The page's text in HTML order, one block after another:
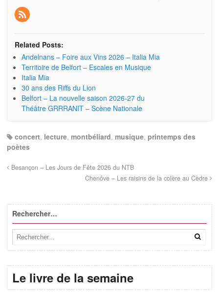
Related Posts:
Andelnans – Foire aux Vins 2026 – Italia Mia
Territoire de Belfort – Escales en Musique
Italia Mia
30 ans des Riffs du Lion
Belfort – La nouvelle saison 2026-27 du
Théâtre GRRRANIT – Scène Nationale
concert, lecture, montbéliard, musique, printemps des
poètes
Besançon – Les Jours de Fête 2026 du NTB
Chenôve – Les raisins de la colère au Cèdre
Rechercher…
Le livre de la semaine